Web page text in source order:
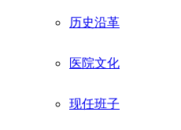
历史沿革
医院文化
现任班子